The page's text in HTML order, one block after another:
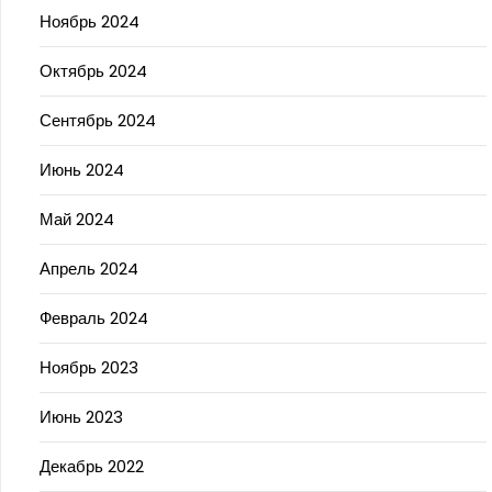
Ноябрь 2024
Октябрь 2024
Сентябрь 2024
Июнь 2024
Май 2024
Апрель 2024
Февраль 2024
Ноябрь 2023
Июнь 2023
Декабрь 2022